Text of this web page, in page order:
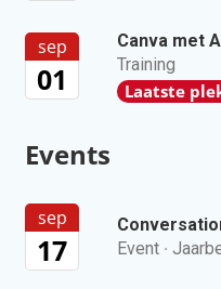
sep
01
Canva met
Training
Laatste
Events
sep
17
Event ·